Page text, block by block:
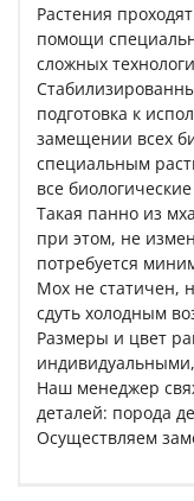
Растения
помощи
сложных
подготовка к
замещении всех
специальным
все
Такая панно из
при этом, не
потребуется
Мох не статичен,
сдуть холодным
Размеры и цвет
индивидуальными,
Наш менеджер
деталей: порода
Осуществляем